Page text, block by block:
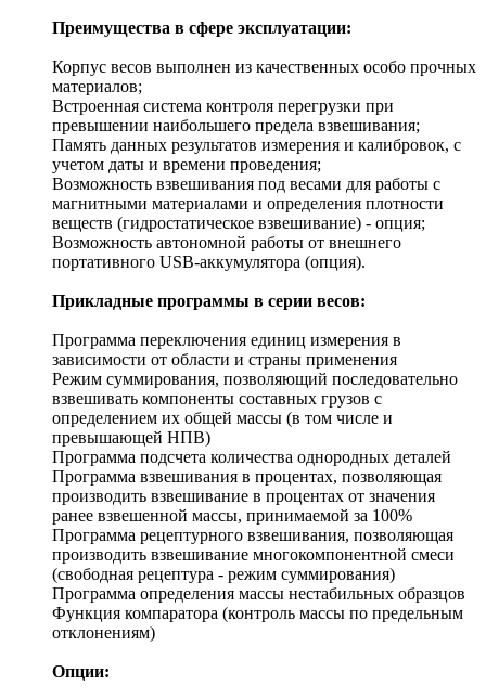
Преимущества в сфере эксплуатации:
Корпус весов выполнен из качественных особо прочных
материалов;
Встроенная система контроля перегрузки при
превышении наибольшего предела взвешивания;
Память данных результатов измерения и калибровок, с
учетом даты и времени проведения;
Возможность взвешивания под весами для работы с
магнитными материалами и определения плотности
веществ (гидростатическое взвешивание) - опция;
Возможность автономной работы от внешнего
портативного USB-аккумулятора (опция).
Прикладные программы в серии весов:
Программа переключения единиц измерения в
зависимости от области и страны применения
Режим суммирования, позволяющий последовательно
взвешивать компоненты составных грузов с
определением их общей массы (в том числе и
превышающей НПВ)
Программа подсчета количества однородных деталей
Программа взвешивания в процентах, позволяющая
производить взвешивание в процентах от значения
ранее взвешенной массы, принимаемой за 100%
Программа рецептурного взвешивания, позволяющая
производить взвешивание многокомпонентной смеси
(свободная рецептура - режим суммирования)
Программа определения массы нестабильных образцов
Функция компаратора (контроль массы по предельным
отклонениям)
Опции: